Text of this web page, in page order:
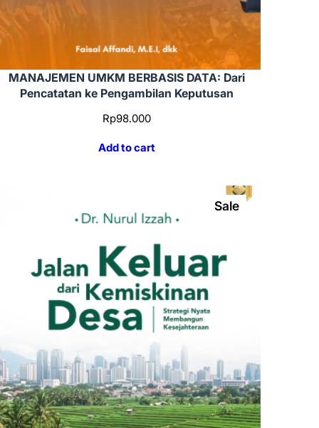
MANAJEMEN UMKM BERBASIS DATA: Dari
Pencatatan ke Pengambilan Keputusan
Rp98.000
Add to cart
Sale